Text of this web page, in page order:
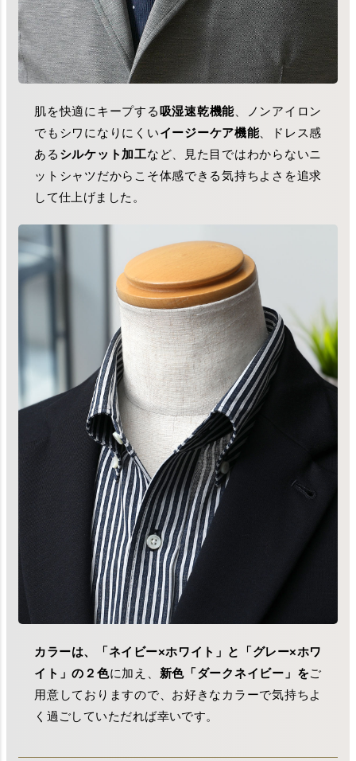
肌を快適にキープする 吸湿速乾機能 、ノンアイロン
でもシワになりにくいイージーケア機能、ドレス感
ある シルケット加工など、見た目ではわからないニ
ットシャツだからこそ体感できる気持ちよさを追求
して仕上げました。
カラーは、「ネイビー×ホワイト」と「グレー×ホワ
イト」の２色に加え、 新色「ダークネイビー」をご
用意しておりますので、お好きなカラーで気持ちよ
く過ごしていただれば幸いです。